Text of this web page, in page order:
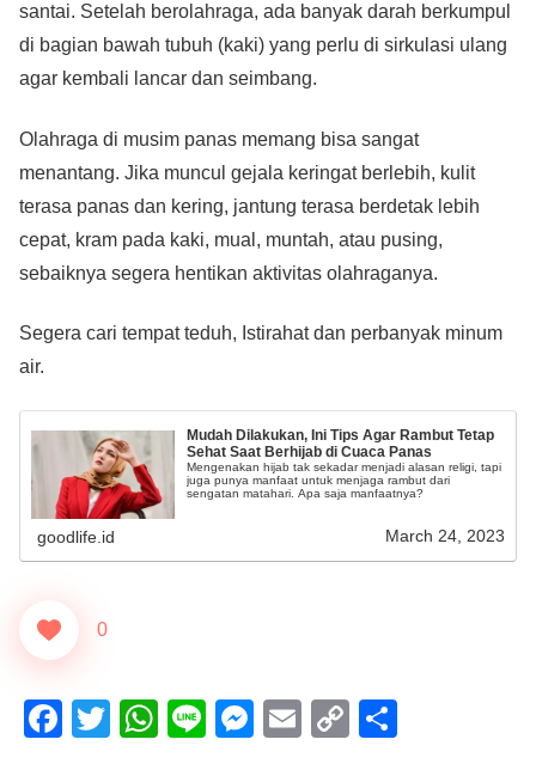
santai. Setelah berolahraga, ada banyak darah berkumpul
di bagian bawah tubuh (kaki) yang perlu di sirkulasi ulang
agar kembali lancar dan seimbang.
Olahraga di musim panas memang bisa sangat
menantang. Jika muncul gejala keringat berlebih, kulit
terasa panas dan kering, jantung terasa berdetak lebih
cepat, kram pada kaki, mual, muntah, atau pusing,
sebaiknya segera hentikan aktivitas olahraganya.
Segera cari tempat teduh, Istirahat dan perbanyak minum
air.
Mudah Dilakukan, Ini Tips Agar Rambut Tetap
Sehat Saat Berhijab di Cuaca Panas
Mengenakan hijab tak sekadar menjadi alasan religi, tapi
juga punya manfaat untuk menjaga rambut dari
sengatan matahari. Apa saja manfaatnya?
goodlife.id March 24, 2023
0
F
T
W Li
M E
C